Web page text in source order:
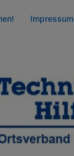
Impressum